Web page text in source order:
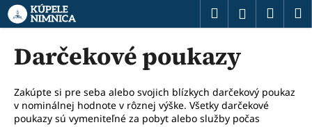
Prejsť
na
obsah
Hľadať
Darčekové poukazy
Zakúpte si pre seba alebo svojich blízkych darčekový poukaz
v nominálnej hodnote v rôznej výške. Všetky darčekové
poukazy sú vymeniteľné za pobyt alebo služby počas
K
o
o
p